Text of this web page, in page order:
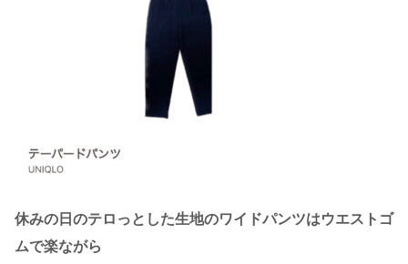
休みの日のテロっとした生地のワイドパンツはウエストゴ
ムで楽ながら